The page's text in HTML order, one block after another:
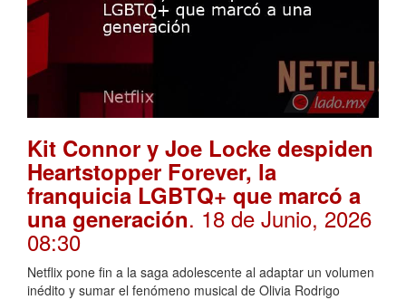
Kit Connor y Joe Locke despiden
Heartstopper Forever, la
franquicia LGBTQ+ que marcó a
una generación. 18 de Junio, 2026
08:30
Netflix pone fin a la saga adolescente al adaptar un volumen
inédito y sumar el fenómeno musical de Olivia Rodrigo